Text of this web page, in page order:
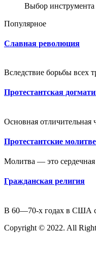
Выбор
Популярное
Славная революция
Вследствие борьбы всех
Протестантская
Основная отличительная
Протестантские
Молитва — это сердечная
Гражданская религия
В 60—70-х годах в США
Copyright © 2022. All